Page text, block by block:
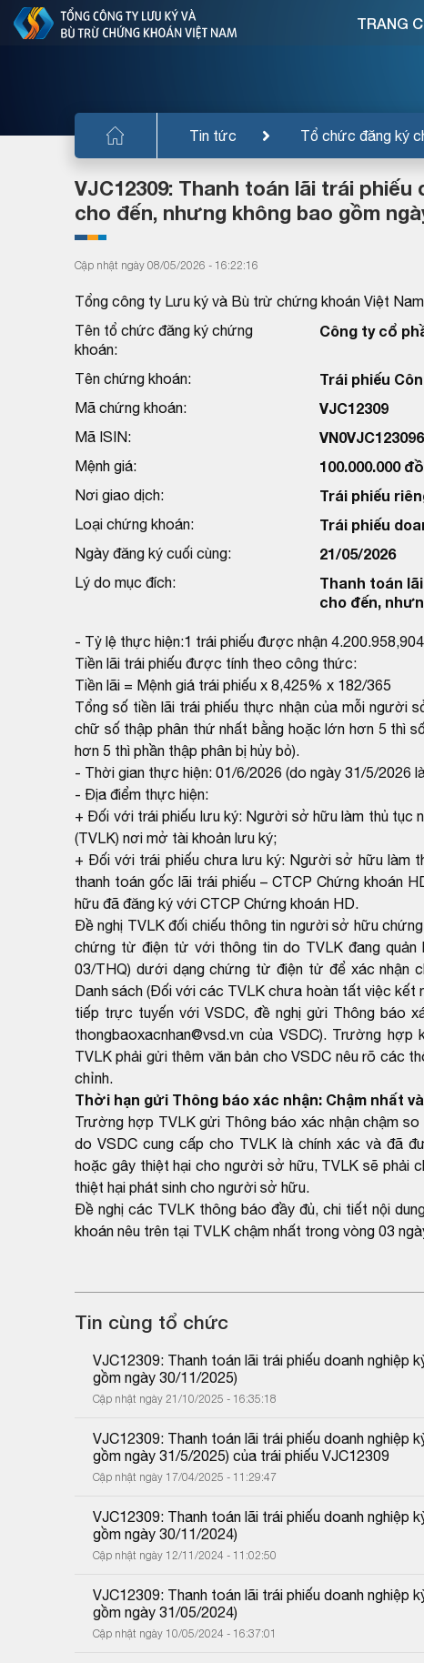
Tin tức Tổ chức đăng ký
TRANG
VJC12309: Thanh toán lãi trái
cho đến, nhưng không bao gồm
Cập nhật ngày 08/05/2026 - 16:22:16
Tổng công ty Lưu ký và Bù trừ chứng khoán Việt
Tên tổ chức đăng ký chứng
khoán:
Công ty cổ
Tên chứng khoán: Trái phiếu
Mã chứng khoán: VJC12309
Mã ISIN: VN0VJC123096
Mệnh giá: 100.000.000
Nơi giao dịch: Trái phiếu
Loại chứng khoán: Trái phiếu
Ngày đăng ký cuối cùng: 21/05/2026
Lý do mục đích:
Thanh toán
cho đến,
- Tỷ lệ thực hiện:1 trái phiếu được nhận 4.200.958,904
Tiền lãi trái phiếu được tính theo công thức:
Tiền lãi = Mệnh giá trái phiếu x 8,425% x 182/365
Tổng số tiền lãi trái phiếu thực nhận của mỗi người
chữ số thập phân thứ nhất bằng hoặc lớn hơn 5 thì
hơn 5 thì phần thập phân bị hủy bỏ).
- Thời gian thực hiện: 01/6/2026 (do ngày 31/5/2026
- Địa điểm thực hiện:
+ Đối với trái phiếu lưu ký: Người sở hữu làm thủ tục
(TVLK) nơi mở tài khoản lưu ký;
+ Đối với trái phiếu chưa lưu ký: Người sở hữu làm
thanh toán gốc lãi trái phiếu – CTCP Chứng khoán
hữu đã đăng ký với CTCP Chứng khoán HD.
Đề nghị TVLK đối chiếu thông tin người sở hữu
chứng từ điện tử với thông tin do TVLK đang quản
03/THQ) dưới dạng chứng từ điện tử để xác nhận
Danh sách (Đối với các TVLK chưa hoàn tất việc kết
tiếp trực tuyến với VSDC, đề nghị gửi Thông báo
thongbaoxacnhan@vsd.vn của VSDC). Trường
TVLK phải gửi thêm văn bản cho VSDC nêu rõ các
chỉnh.
Thời hạn gửi Thông báo xác nhận: Chậm nhất
Trường hợp TVLK gửi Thông báo xác nhận chậm
do VSDC cung cấp cho TVLK là chính xác và đã
hoặc gây thiệt hại cho người sở hữu, TVLK sẽ phải
thiệt hại phát sinh cho người sở hữu.
Đề nghị các TVLK thông báo đầy đủ, chi tiết nội
khoán nêu trên tại TVLK chậm nhất trong vòng 03
Tin cùng tổ chức
VJC12309: Thanh toán lãi trái phiếu doanh nghiệp
gồm ngày 30/11/2025)
Cập nhật ngày 21/10/2025 - 16:35:18
VJC12309: Thanh toán lãi trái phiếu doanh nghiệp
gồm ngày 31/5/2025) của trái phiếu VJC12309
Cập nhật ngày 17/04/2025 - 11:29:47
VJC12309: Thanh toán lãi trái phiếu doanh nghiệp
gồm ngày 30/11/2024)
Cập nhật ngày 12/11/2024 - 11:02:50
VJC12309: Thanh toán lãi trái phiếu doanh nghiệp
gồm ngày 31/05/2024)
Cập nhật ngày 10/05/2024 - 16:37:01